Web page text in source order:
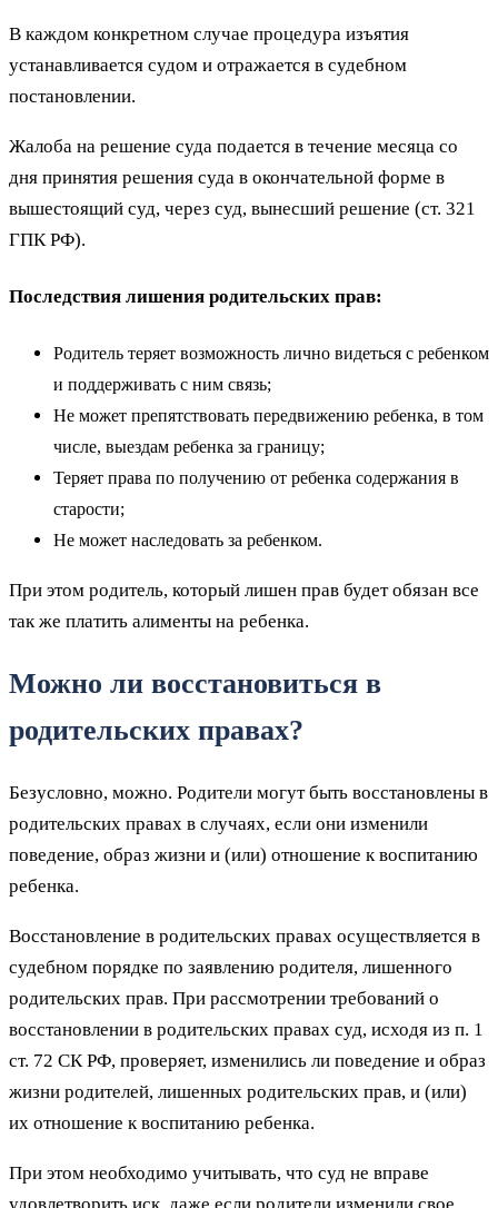
В каждом конкретном случае процедура изъятия
устанавливается судом и отражается в судебном
постановлении.
Жалоба на решение суда подается в течение месяца со
дня принятия решения суда в окончательной форме в
вышестоящий суд, через суд, вынесший решение (ст. 321
ГПК РФ).
Последствия лишения родительских прав:
Родитель теряет возможность лично видеться с ребенком
и поддерживать с ним связь;
Не может препятствовать передвижению ребенка, в том
числе, выездам ребенка за границу;
Теряет права по получению от ребенка содержания в
старости;
Не может наследовать за ребенком.
При этом родитель, который лишен прав будет обязан все
так же платить алименты на ребенка.
Можно ли восстановиться в
родительских правах?
Безусловно, можно. Родители могут быть восстановлены в
родительских правах в случаях, если они изменили
поведение, образ жизни и (или) отношение к воспитанию
ребенка.
Восстановление в родительских правах осуществляется в
судебном порядке по заявлению родителя, лишенного
родительских прав. При рассмотрении требований о
восстановлении в родительских правах суд, исходя из п. 1
ст. 72 СК РФ, проверяет, изменились ли поведение и образ
жизни родителей, лишенных родительских прав, и (или)
их отношение к воспитанию ребенка.
При этом необходимо учитывать, что суд не вправе